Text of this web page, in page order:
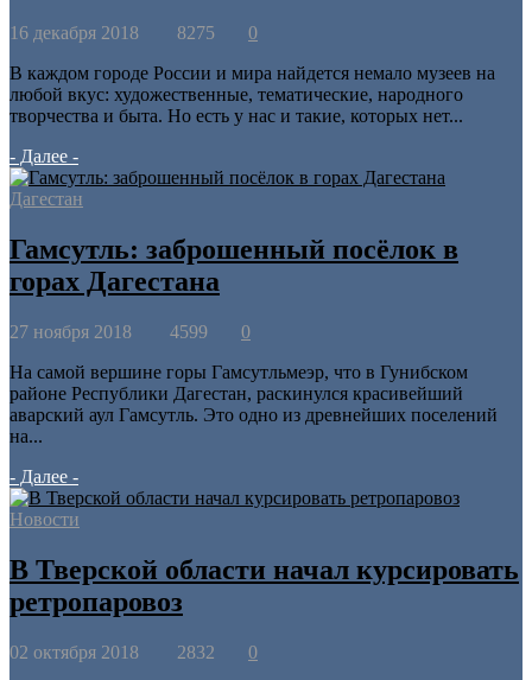
16 декабря 2018 8275 0
В каждом городе России и мира найдется немало музеев на
любой вкус: художественные, тематические, народного
творчества и быта. Но есть у нас и такие, которых нет...
- Далее -
Дагестан
Гамсутль: заброшенный посёлок в
горах Дагестана
27 ноября 2018 4599 0
На самой вершине горы Гамсутльмеэр, что в Гунибском
районе Республики Дагестан, раскинулся красивейший
аварский аул Гамсутль. Это одно из древнейших поселений
на...
- Далее -
Новости
В Тверской области начал курсировать
ретропаровоз
02 октября 2018 2832 0